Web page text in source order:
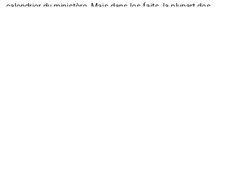
calendrier du ministère. Mais dans les faits, la plupart des